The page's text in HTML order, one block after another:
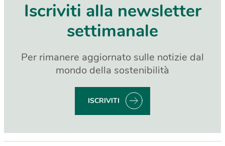
Iscriviti alla newsletter
settimanale
Per rimanere aggiornato sulle notizie dal
mondo della sostenibilità
ISCRIVITI